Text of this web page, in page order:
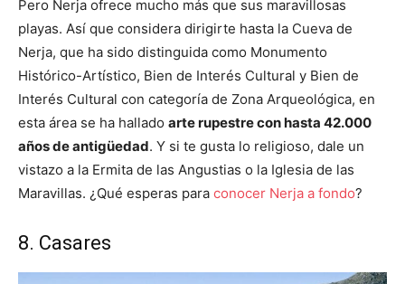
Pero Nerja ofrece mucho más que sus maravillosas
playas. Así que considera dirigirte hasta la Cueva de
Nerja, que ha sido distinguida como Monumento
Histórico-Artístico, Bien de Interés Cultural y Bien de
Interés Cultural con categoría de Zona Arqueológica, en
esta área se ha hallado arte rupestre con hasta 42.000
años de antigüedad. Y si te gusta lo religioso, dale un
vistazo a la Ermita de las Angustias o la Iglesia de las
Maravillas. ¿Qué esperas para conocer Nerja a fondo?
8. Casares